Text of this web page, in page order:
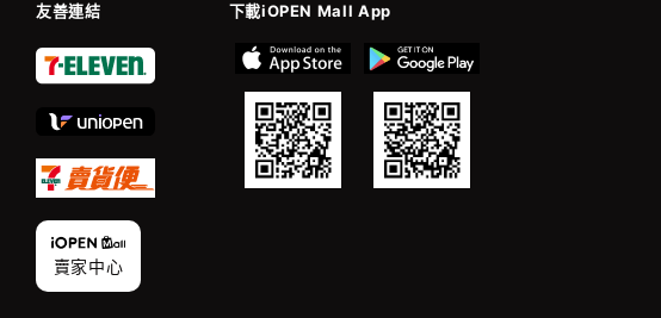
友善連結 下載iOPEN Mall App
賣家中心